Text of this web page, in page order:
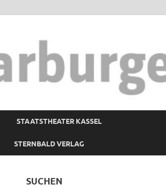
STAATSTHEATER KASSEL
STERNBALD VERLAG
SUCHEN